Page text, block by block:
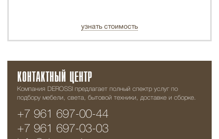
узнать стоимость
КОНТАКТНЫЙ ЦЕНТР
Компания DEROSSI предлагает полный спектр услуг по
подбору мебели, света, бытовой техники, доставке и сборке.
+7 961 697-00-44
+7 961 697-03-03